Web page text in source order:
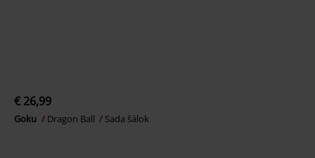
€ 26,99
Goku Dragon Ball Sada šálok